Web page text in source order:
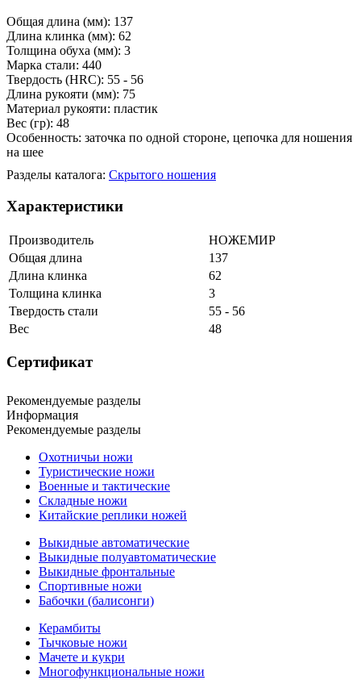
Общая длина (мм): 137
Длина клинка (мм): 62
Толщина обуха (мм): 3
Марка стали: 440
Твердость (HRC): 55 - 56
Длина рукояти (мм): 75
Материал рукояти: пластик
Вес (гр): 48
Особенность: заточка по одной стороне, цепочка для ношения
на шее
Разделы каталога: Скрытого ношения
Характеристики
Производитель
НОЖЕМИР
Общая длина
137
Длина клинка
62
Толщина клинка
3
Твердость стали
55 - 56
Вес
48
Сертификат
Рекомендуемые разделы
Информация
Рекомендуемые разделы
Охотничьи ножи
Туристические ножи
Военные и тактические
Складные ножи
Китайские реплики ножей
Выкидные автоматические
Выкидные полуавтоматические
Выкидные фронтальные
Спортивные ножи
Бабочки (балисонги)
Керамбиты
Тычковые ножи
Мачете и кукри
Многофункциональные ножи